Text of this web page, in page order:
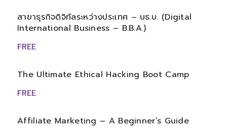
สาขาธุรกิจดิจิทัลระหว่างประเทศ – บธ.บ. (Digital
International Business – B.B.A.)
FREE
The Ultimate Ethical Hacking Boot Camp
FREE
Affiliate Marketing – A Beginner’s Guide